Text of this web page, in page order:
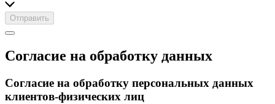
Отправить
Согласие на обработку данных
Согласие на обработку персональных данных
клиентов-физических лиц